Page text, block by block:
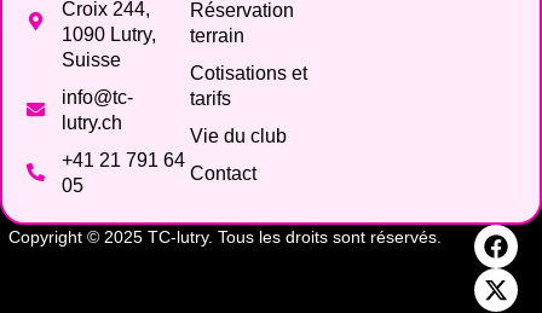
Croix 244,
1090 Lutry,
Suisse
info@tc-
lutry.ch
+41 21 791 64
05
Réservation
terrain
Cotisations et
tarifs
Vie du club
Contact
Copyright © 2025 TC-lutry. Tous les droits sont réservés.